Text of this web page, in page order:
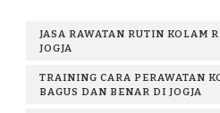
JASA RAWATAN RUTIN KOLAM
JOGJA
TRAINING CARA PERAWATAN
BAGUS DAN BENAR DI JOGJA